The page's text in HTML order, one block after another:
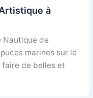
à
Nautique de
marines sur le
faire de belles et